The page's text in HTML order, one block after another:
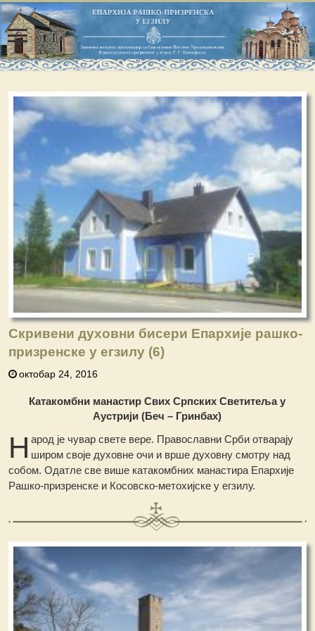
Скривени духовни бисери Епархије рашко-
призренске у егзилу (6)
октобар 24, 2016
Катакомбни манастир Свих Српских Светитеља у
Аустрији (Беч – Гринбах)
Н арод је чувар свете вере. Православни Срби отварају
широм своје духовне очи и врше духовну смотру над
собом. Одатле све више катакомбних манастира Епархије
Рашко-призренске и Косовско-метохијске у егзилу.